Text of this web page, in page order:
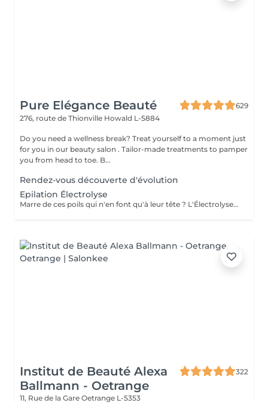
Pure Elégance Beauté
629
276, route de Thionville Howald L-5884
Do you need a wellness break? Treat yourself to a moment just
for you in our beauty salon . Tailor-made treatments to pamper
you from head to toe. B...
Rendez-vous découverte d'évolution
Epilation Électrolyse
Marre de ces poils qui n'en font qu'à leur tête ? L'Électrolyse est l'unique méthode reconnue comme 100% définitive, poil par poil. Elle neutralise tout, même les poils blonds, blancs ou ceux que le laser a ratés. C'est précis, c'est permanent. Le prix s'ajuste à la minute : vous ne payez que le temps vraiment nécessaire.
Institut de Beauté Alexa
Ballmann - Oetrange
322
11, Rue de la Gare Oetrange L-5353